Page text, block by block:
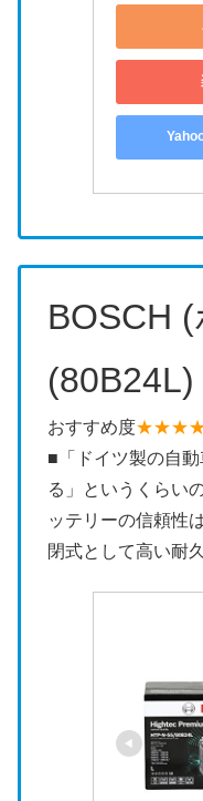
BOSCH
(80B24L)
おすすめ度
■「ドイツ製の自
る」というくらい
ッテリーの信頼性
閉式として高い耐